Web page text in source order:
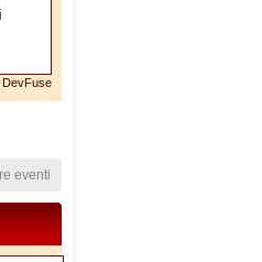
DevFuse
eventi